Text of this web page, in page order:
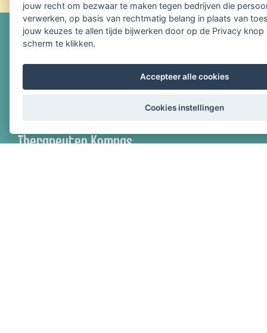
Therapeuten Kompas
jouw recht om bezwaar te maken tegen bedrijven die
verwerken, op basis van rechtmatig belang in plaats van
jouw keuzes te allen tijde bijwerken door op de Privacy knop
scherm te klikken.
Accepteer alle cookies
Cookies instellingen